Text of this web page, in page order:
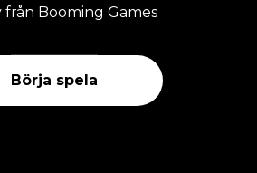
från Booming Games
Börja spela